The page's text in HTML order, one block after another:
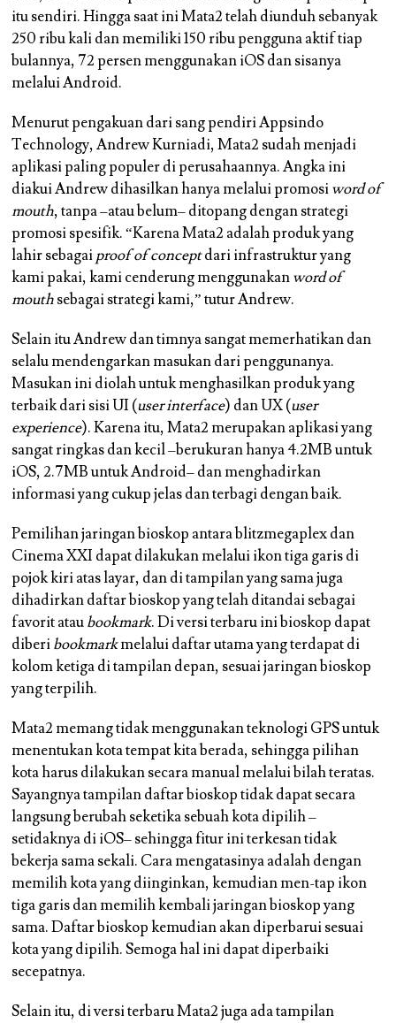
itu sendiri. Hingga saat ini Mata2 telah diunduh sebanyak
250 ribu kali dan memiliki 150 ribu pengguna aktif tiap
bulannya, 72 persen menggunakan iOS dan sisanya
melalui Android.
Menurut pengakuan dari sang pendiri Appsindo
Technology, Andrew Kurniadi, Mata2 sudah menjadi
aplikasi paling populer di perusahaannya. Angka ini
diakui Andrew dihasilkan hanya melalui promosiword of
mouth, tanpa –atau belum– ditopang dengan strategi
promosi spesifik. “Karena Mata2 adalah produk yang
lahir sebagaiproof of conceptdari infrastruktur yang
kami pakai, kami cenderung menggunakanword of
mouthsebagai strategi kami,” tutur Andrew.
Selain itu Andrew dan timnya sangat memerhatikan dan
selalu mendengarkan masukan dari penggunanya.
Masukan ini diolah untuk menghasilkan produk yang
terbaik dari sisi UI (user interface) dan UX (user
experience). Karena itu, Mata2 merupakan aplikasi yang
sangat ringkas dan kecil –berukuran hanya 4.2MB untuk
iOS, 2.7MB untuk Android– dan menghadirkan
informasi yang cukup jelas dan terbagi dengan baik.
Pemilihan jaringan bioskop antara blitzmegaplex dan
Cinema XXI dapat dilakukan melalui ikon tiga garis di
pojok kiri atas layar, dan di tampilan yang sama juga
dihadirkan daftar bioskop yang telah ditandai sebagai
favorit ataubookmark. Di versi terbaru ini bioskop dapat
diberibookmarkmelalui daftar utama yang terdapat di
kolom ketiga di tampilan depan, sesuai jaringan bioskop
yang terpilih.
Mata2 memang tidak menggunakan teknologi GPS untuk
menentukan kota tempat kita berada, sehingga pilihan
kota harus dilakukan secara manual melalui bilah teratas.
Sayangnya tampilan daftar bioskop tidak dapat secara
langsung berubah seketika sebuah kota dipilih –
setidaknya di iOS– sehingga fitur ini terkesan tidak
bekerja sama sekali. Cara mengatasinya adalah dengan
memilih kota yang diinginkan, kemudian men-tap ikon
tiga garis dan memilih kembali jaringan bioskop yang
sama. Daftar bioskop kemudian akan diperbarui sesuai
kota yang dipilih. Semoga hal ini dapat diperbaiki
secepatnya.
Selain itu, di versi terbaru Mata2 juga ada tampilan